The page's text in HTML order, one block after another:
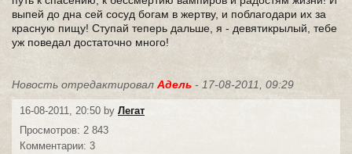
выпей до дна сей сосуд богам в жертву, и поблагодари их за
красную пищу! Ступай теперь дальше, я - девятикрылый, тебе
уж поведал достаточно много!
Новость отредактировал Адель - 17-08-2011, 09:29
16-08-2011, 20:50 by Легат
Просмотров: 2 843
Комментарии: 3